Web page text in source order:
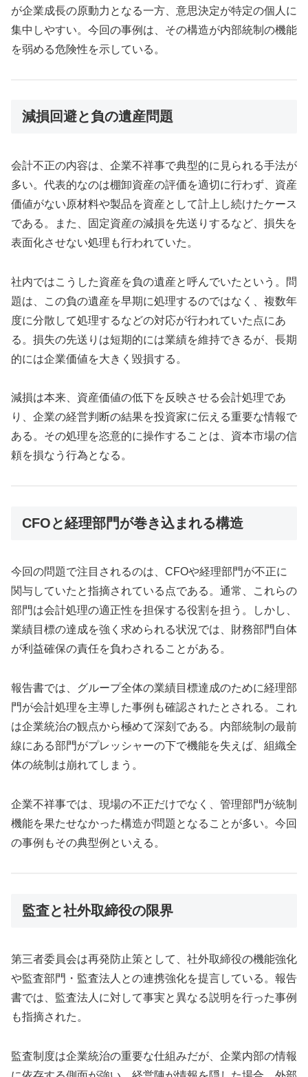
が企業成長の原動力となる一方、意思決定が特定の個人に
集中しやすい。今回の事例は、その構造が内部統制の機能
を弱める危険性を示している。
減損回避と負の遺産問題
会計不正の内容は、企業不祥事で典型的に見られる手法が
多い。代表的なのは棚卸資産の評価を適切に行わず、資産
価値がない原材料や製品を資産として計上し続けたケース
である。また、固定資産の減損を先送りするなど、損失を
表面化させない処理も行われていた。
社内ではこうした資産を負の遺産と呼んでいたという。問
題は、この負の遺産を早期に処理するのではなく、複数年
度に分散して処理するなどの対応が行われていた点にあ
る。損失の先送りは短期的には業績を維持できるが、長期
的には企業価値を大きく毀損する。
減損は本来、資産価値の低下を反映させる会計処理であ
り、企業の経営判断の結果を投資家に伝える重要な情報で
ある。その処理を恣意的に操作することは、資本市場の信
頼を損なう行為となる。
CFOと経理部門が巻き込まれる構造
今回の問題で注目されるのは、CFOや経理部門が不正に
関与していたと指摘されている点である。通常、これらの
部門は会計処理の適正性を担保する役割を担う。しかし、
業績目標の達成を強く求められる状況では、財務部門自体
が利益確保の責任を負わされることがある。
報告書では、グループ全体の業績目標達成のために経理部
門が会計処理を主導した事例も確認されたとされる。これ
は企業統治の観点から極めて深刻である。内部統制の最前
線にある部門がプレッシャーの下で機能を失えば、組織全
体の統制は崩れてしまう。
企業不祥事では、現場の不正だけでなく、管理部門が統制
機能を果たせなかった構造が問題となることが多い。今回
の事例もその典型例といえる。
監査と社外取締役の限界
第三者委員会は再発防止策として、社外取締役の機能強化
や監査部門・監査法人との連携強化を提言している。報告
書では、監査法人に対して事実と異なる説明を行った事例
も指摘された。
監査制度は企業統治の重要な仕組みだが、企業内部の情報